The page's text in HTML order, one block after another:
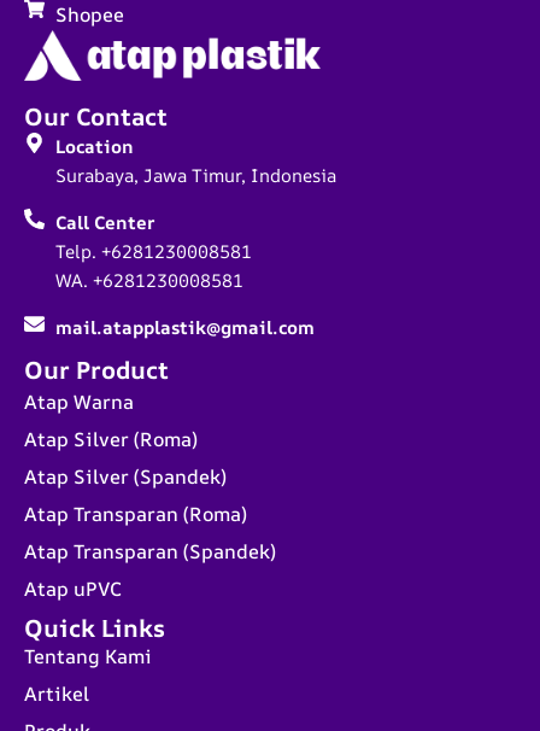
Quick Links
Tentang Kami
Artikel
Our Product
Atap Warna
Atap Silver (Roma)
Atap Silver (Spandek)
Atap Transparan (Roma)
Atap Transparan (Spandek)
Atap uPVC
Our Contact
Location
Surabaya, Jawa Timur, Indonesia
Call Center
Telp. +6281230008581
WA. +6281230008581
mail.atapplastik@gmail.com
Shopee